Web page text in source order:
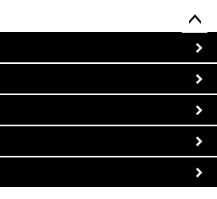
ペー
ップ
へ